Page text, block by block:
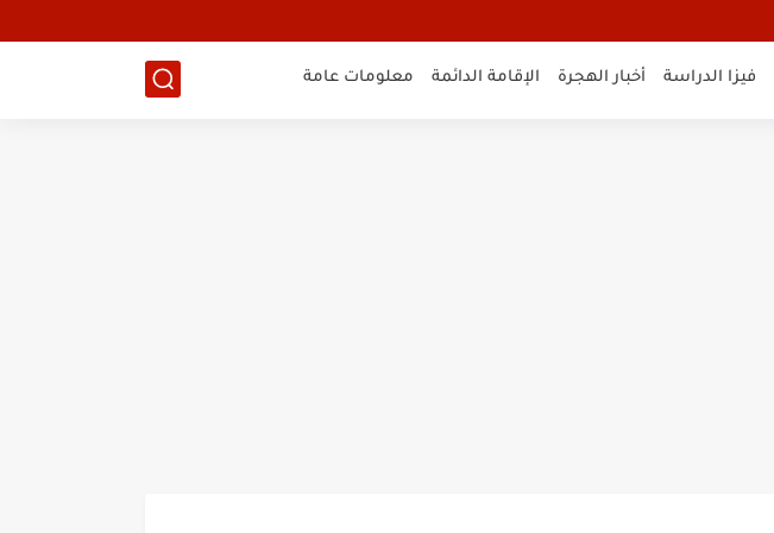
فيزا الدراسة أخبار الهجرة الإقامة الدائمة معلومات عامة